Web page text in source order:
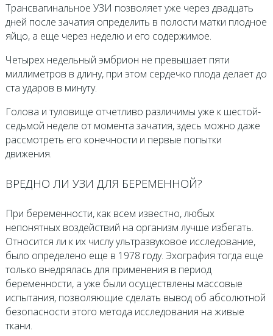
Трансвагинальное УЗИ позволяет уже через двадцать
дней после зачатия определить в полости матки плодное
яйцо, а еще через неделю и его содержимое.
Четырех недельный эмбрион не превышает пяти
миллиметров в длину, при этом сердечко плода делает до
ста ударов в минуту.
Голова и туловище отчетливо различимы уже к шестой-
седьмой неделе от момента зачатия, здесь можно даже
рассмотреть его конечности и первые попытки
движения.
ВРЕДНО ЛИ УЗИ ДЛЯ БЕРЕМЕННОЙ?
При беременности, как всем известно, любых
непонятных воздействий на организм лучше избегать.
Относится ли к их числу ультразвуковое исследование,
было определено еще в 1978 году. Эхография тогда еще
только внедрялась для применения в период
беременности, а уже были осуществлены массовые
испытания, позволяющие сделать вывод об абсолютной
безопасности этого метода исследования на живые
ткани.